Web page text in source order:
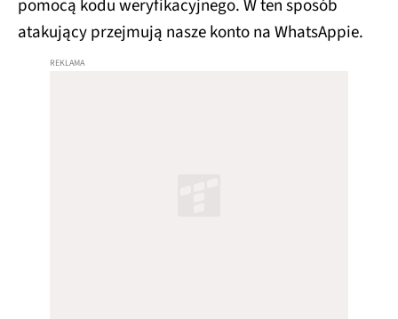
atakujący przejmują nasze konto na WhatsAppie.